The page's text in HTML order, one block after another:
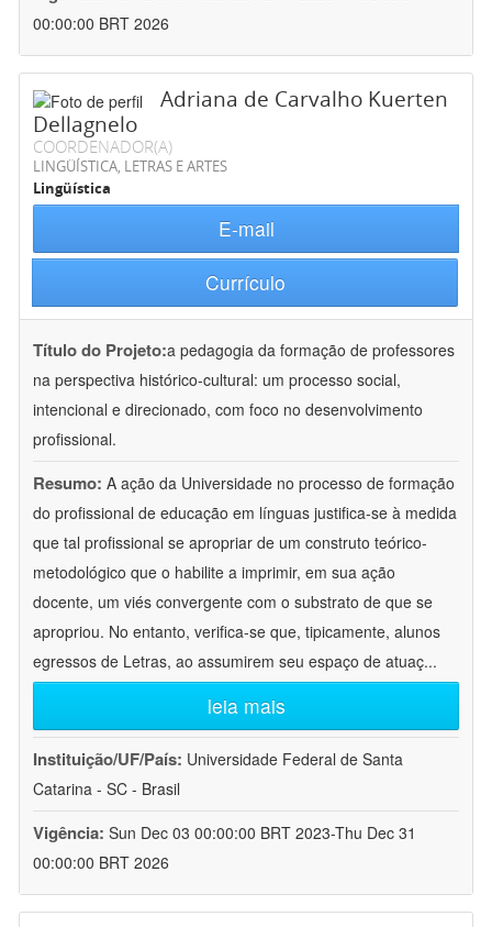
00:00:00 BRT 2026
Adriana de Carvalho Kuerten
Dellagnelo
COORDENADOR(A)
LINGÜÍSTICA, LETRAS E ARTES
Lingüística
E-mail
Currículo
Título do Projeto:a pedagogia da formação de professores
na perspectiva histórico-cultural: um processo social,
intencional e direcionado, com foco no desenvolvimento
profissional.
Resumo: A ação da Universidade no processo de formação
do profissional de educação em línguas justifica-se à medida
que tal profissional se apropriar de um construto teórico-
metodológico que o habilite a imprimir, em sua ação
docente, um viés convergente com o substrato de que se
apropriou. No entanto, verifica-se que, tipicamente, alunos
egressos de Letras, ao assumirem seu espaço de atuaç...
leia mais
Instituição/UF/País: Universidade Federal de Santa
Catarina - SC - Brasil
Vigência: Sun Dec 03 00:00:00 BRT 2023-Thu Dec 31
00:00:00 BRT 2026